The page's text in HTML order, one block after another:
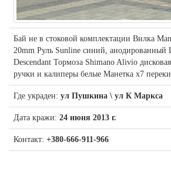
Бай не в стоковой комплектации Вилка
20mm Руль Sunline синий,
Descendant Тормоза Shimano Alivio
ручки и калиперы белые Манетка x7
Где украден: ул Пушкина \ ул К Маркса
Дата кражи: 24 июня 2013 г.
Контакт: +380-666-911-966